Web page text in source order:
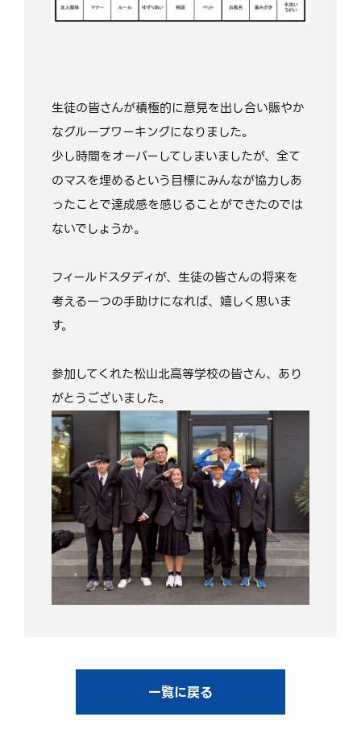
生徒の皆さんが積極的に意見を出し合い賑やか
なグループワーキングになりました。
少し時間をオーバーしてしまいましたが、全て
のマスを埋めるという目標にみんなが協力しあ
ったことで達成感を感じることができたのでは
ないでしょうか。
フィールドスタディが、生徒の皆さんの将来を
考える一つの手助けになれば、嬉しく思いま
す。
参加してくれた松山北高等学校の皆さん、あり
がとうございました。
一覧に戻る